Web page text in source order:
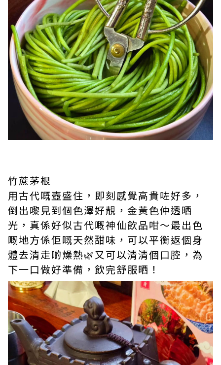
竹蔗茅根
用古代嘅壺盛住，即刻感覺高貴咗好多，
倒出嚟見到個色澤好靚，金黃色仲透晒
光，真係好似古代嘅神仙飲品咁～最出色
嘅地方係佢嘅天然甜味，可以平衡返個身
體去清走啲燥熱🌿又可以清清個口腔，為
下一口做好準備，飲完舒服晒！